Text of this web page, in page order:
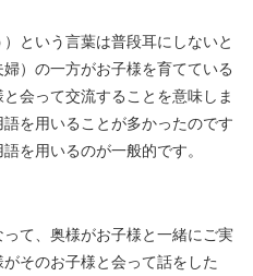
という言葉は普段耳にしないと
）の一方がお子様を育てている
会って交流することを意味しま
を用いることが多かったのです
を用いるのが一般的です。
て、奥様がお子様と一緒にご実
そのお子様と会って話をした